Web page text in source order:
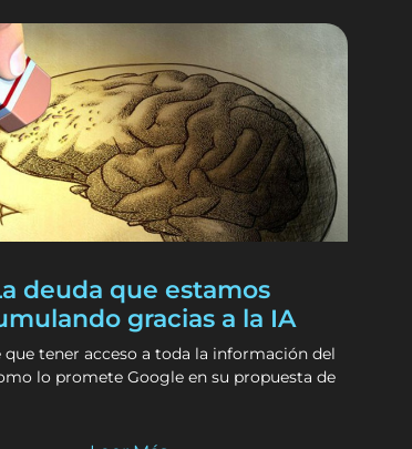
deuda que estamos
gracias a la IA
que tener acceso a toda la información del
lo promete Google en su propuesta de